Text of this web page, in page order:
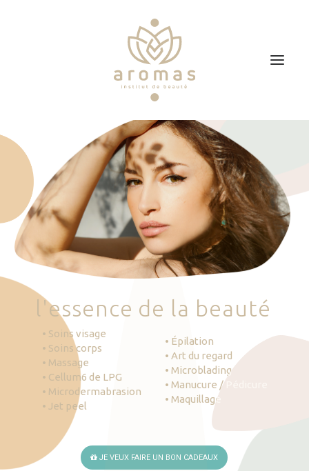
Soins
Je veux faire un bon cadeau
Plan d’accès
Prendre RDV
'essence de la beauté
• Soins visage
• Soins corps
• Massage
• Cellum6 de LPG
• Microdermabrasion
• Jet peel
• Épilation
• Art du regard
• Microblading
• Manucure / Pédicure
• Maquillage
JE VEUX FAIRE UN BON CADEAUX